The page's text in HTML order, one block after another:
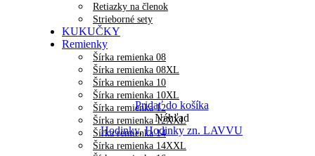
Retiazky na členok
Strieborné sety
KUKUČKY
Remienky
Šírka remienka 08
Šírka remienka 08XL
Šírka remienka 10
Šírka remienka 10XL
Šírka remienka 12
Šírka remienka 12XXL
Šírka remienka 14
Šírka remienka 14XXL
Pridať do košíka
Náhľad
Hodinky,Hodinky zn. LAVVU